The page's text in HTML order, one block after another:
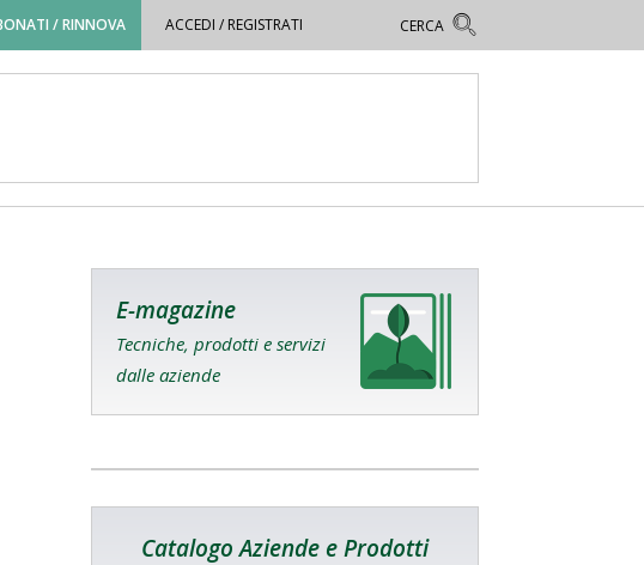
/ RINNOVA ACCEDI / REGISTRATI
E-magazine
Tecniche, prodotti e servizi
dalle aziende
Catalogo Aziende e Prodotti